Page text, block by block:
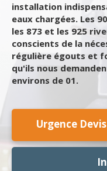
installation
eaux chargées. Les
les 873 et les 925
conscients de la
régulière égouts et
qu'ils nous
environs de 01.
Urgence